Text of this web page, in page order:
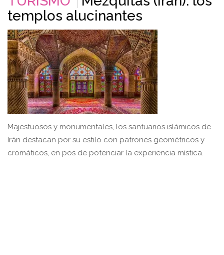
templos alucinantes
Majestuosos y monumentales, los santuarios islámicos de
Irán destacan por su estilo con patrones geométricos y
cromáticos, en pos de potenciar la experiencia mística.